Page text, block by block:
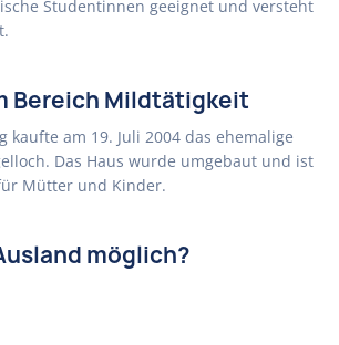
Studentinnen geeignet und versteht
Bereich Mildtätigkeit
kaufte am 19. Juli 2004 das ehemalige
Das Haus wurde umgebaut und ist
Mütter und Kinder.
möglich?